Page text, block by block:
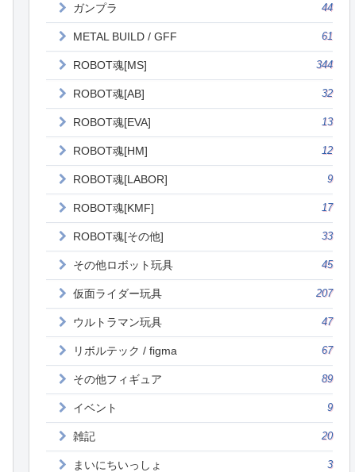
ガンプラ 44
METAL BUILD / GFF 61
ROBOT魂[MS] 344
ROBOT魂[AB] 32
ROBOT魂[EVA] 13
ROBOT魂[HM] 12
ROBOT魂[LABOR] 9
ROBOT魂[KMF] 17
ROBOT魂[その他] 33
その他ロボット玩具 45
仮面ライダー玩具 207
ウルトラマン玩具 47
リボルテック / figma 67
その他フィギュア 89
イベント 9
雑記 20
まいにちいっしょ 3